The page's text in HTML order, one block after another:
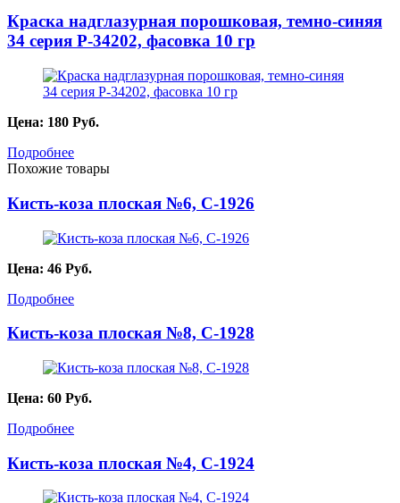
Краска надглазурная порошковая, темно-синяя
34 серия P-34202, фасовка 10 гр
Цена: 180 Руб.
Подробнее
Похожие товары
Кисть-коза плоская №6, С-1926
Цена: 46 Руб.
Подробнее
Кисть-коза плоская №8, С-1928
Цена: 60 Руб.
Подробнее
Кисть-коза плоская №4, С-1924